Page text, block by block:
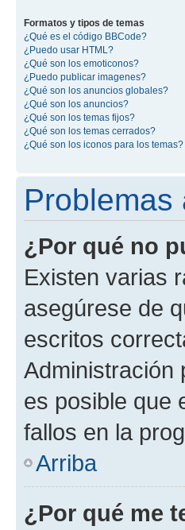
Formatos y tipos de temas
¿Qué es el código BBCode?
¿Puedo usar HTML?
¿Qué son los emoticonos?
¿Puedo publicar imagenes?
¿Qué son los anuncios globales?
¿Qué son los anuncios?
¿Qué son los temas fijos?
¿Qué son los temas cerrados?
¿Qué son los iconos para los temas?
¿Por qué no
Existen varias
asegúrese de
escritos
Administración
es posible que
fallos en la
Arriba
¿Por qué me